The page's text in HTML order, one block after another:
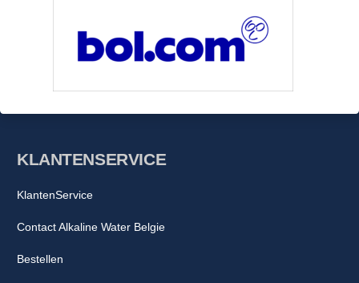
KLANTENSERVICE
KlantenService
Contact Alkaline Water Belgie
Bestellen